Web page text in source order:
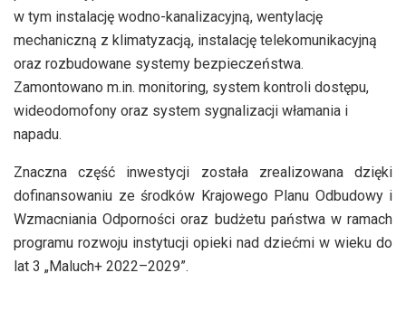
w tym instalację wodno-kanalizacyjną, wentylację
mechaniczną z klimatyzacją, instalację telekomunikacyjną
oraz rozbudowane systemy bezpieczeństwa.
Zamontowano m.in. monitoring, system kontroli dostępu,
wideodomofony oraz system sygnalizacji włamania i
napadu.
Znaczna część inwestycji została zrealizowana dzięki
dofinansowaniu ze środków Krajowego Planu Odbudowy i
Wzmacniania Odporności oraz budżetu państwa w ramach
programu rozwoju instytucji opieki nad dziećmi w wieku do
lat 3 „Maluch+ 2022–2029”.